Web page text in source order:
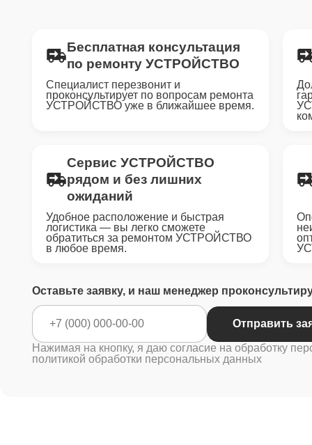
Бесплатная консультация
по ремонту УСТРОЙСТВО
Специалист перезвонит и
проконсультирует по вопросам ремонта
УСТРОЙСТВО уже в ближайшее время.
Сервис УСТРОЙСТВО
рядом и без лишних
ожиданий
Удобное расположение и быстрая
логистика — вы легко сможете
обратиться за ремонтом УСТРОЙСТВО
в любое время.
Оставьте заявку, и наш менеджер
Отправить
Нажимая на кнопку, я даю согласие на обработку
политикой обработки персональных данных